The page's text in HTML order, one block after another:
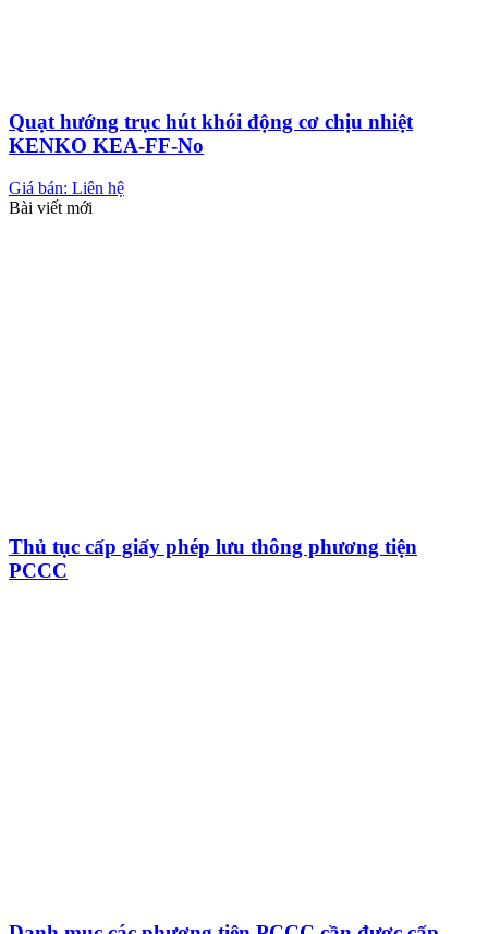
Quạt hướng trục hút khói động cơ chịu nhiệt
KENKO KEA-FF-No
Giá bán: Liên hệ
Bài viết mới
Thủ tục cấp giấy phép lưu thông phương tiện
PCCC